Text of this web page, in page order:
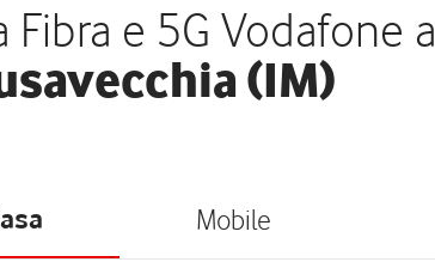
Fibra e 5G Vodafone a
(IM)
Mobile